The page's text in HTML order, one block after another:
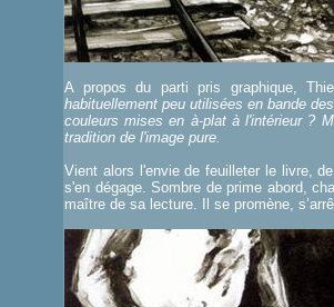
A propos du parti pris graphique,
habituellement peu utilisées en bande
couleurs mises en à-plat à l'intérieur ?
tradition de l'image pure.
Vient alors l'envie de feuilleter le livre,
s'en dégage. Sombre de prime abord,
maître de sa lecture. Il se promène,